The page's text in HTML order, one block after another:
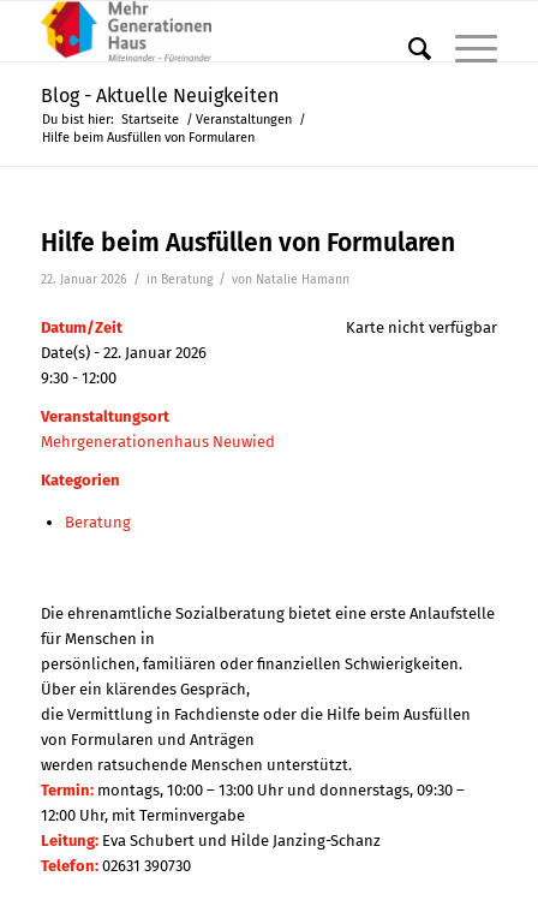
Blog - Aktuelle Neuigkeiten
Du bist hier: Startseite / Veranstaltungen /
Hilfe beim Ausfüllen von Formularen
Hilfe beim Ausfüllen von Formularen
22. Januar 2026 / in Beratung / von Natalie Hamann
Karte nicht verfügbar
Datum/Zeit
Date(s) - 22. Januar 2026
9:30 - 12:00
Veranstaltungsort
Mehrgenerationenhaus Neuwied
Kategorien
Beratung
Die ehrenamtliche Sozialberatung bietet eine erste Anlaufstelle
für Menschen in
persönlichen, familiären oder finanziellen Schwierigkeiten.
Über ein klärendes Gespräch,
die Vermittlung in Fachdienste oder die Hilfe beim Ausfüllen
von Formularen und Anträgen
werden ratsuchende Menschen unterstützt.
Termin: montags, 10:00 – 13:00 Uhr und donnerstags, 09:30 –
12:00 Uhr, mit Terminvergabe
Leitung:Eva Schubert und Hilde Janzing-Schanz
Telefon:02631 390730